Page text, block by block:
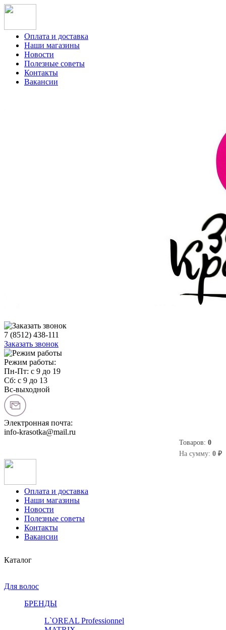
Оплата и доставка
Наши магазины
Новости
Полезные советы
Контакты
Вакансии
7 (8512) 438-111
Заказать звонок
Режим работы:
Пн-Пт: с 9 до 19
Сб: с 9 до 13
Вс-выходной
Электронная почта:
info-krasotka@mail.ru
Товаров: 0
На сумму: 0 ₽
Оплата и доставка
Наши магазины
Новости
Полезные советы
Контакты
Вакансии
Каталог
Для волос
БРЕНДЫ
L`OREAL Professionnel